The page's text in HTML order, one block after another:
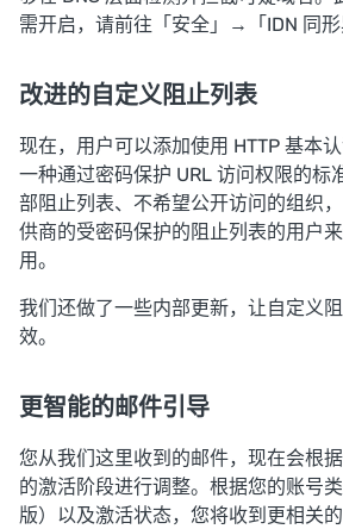
需开启，请前往「安全」→「IDN 同形
改进的自定义阻止列表
现在，用户可以添加使用 HTTP 基本
一种通过密码保护 URL 访问权限的标
部阻止列表、不希望公开访问的组织
供商的受密码保护的阻止列表的用户
用。
我们还做了一些内部更新，让自定义
效。
更智能的邮件引导
您从我们这里收到的邮件，现在会根
的激活阶段进行调整。根据您的账号
版）以及激活状态，您将收到更相关